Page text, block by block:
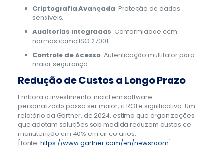
Criptografia Avançada: Proteção de dados
sensíveis.
Auditorias Integradas: Conformidade com
normas como ISO 27001.
Controle de Acesso: Autenticação multifator para
maior segurança.
Redução de Custos a Longo Prazo
Embora o investimento inicial em software
personalizado possa ser maior, o ROI é significativo. Um
relatório da Gartner, de 2024, estima que organizações
que adotam soluções sob medida reduzem custos de
manutenção em 40% em cinco anos.
[fonte: https://www.gartner.com/en/newsroom]